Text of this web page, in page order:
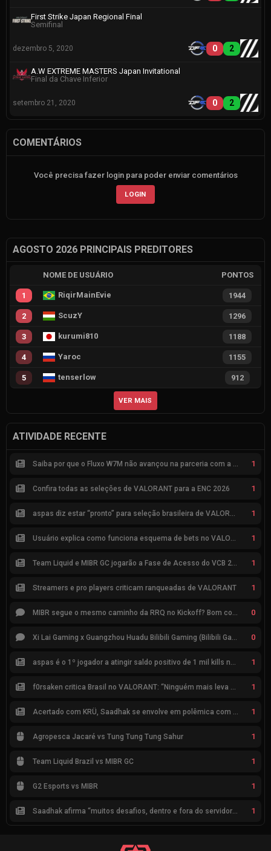
First Strike Japan Regional Final
Semifinal
0 2
dezembro 5, 2020
A.W EXTREME MASTERS Japan Invitational
Final da Chave Inferior
0 2
setembro 21, 2020
COMENTÁRIOS
Você precisa fazer login para poder enviar comentários
LOGIN
AGOSTO 2026 PRINCIPAIS PREDITORES
NOME DE USUÁRIO PONTOS
1 RiqirMainEvie 1944
2 ScuzY 1296
3 kurumi810 1188
4 Yaroc 1155
5 tenserlow 912
VER MAIS
ATIVIDADE RECENTE
1
Confira todas as seleções de VALORANT para a ENC 2026 1
1
1
1
Streamers e pro players criticam ranqueadas de VALORANT 1
0
0
1
1
1
Agropesca Jacaré vs Tung Tung Tung Sahur 1
Team Liquid Brazil vs MIBR GC 1
G2 Esports vs MIBR 1
Saadhak afirma “muitos desafios, dentro e fora do servidor” sobre a jornada até a classificação 1